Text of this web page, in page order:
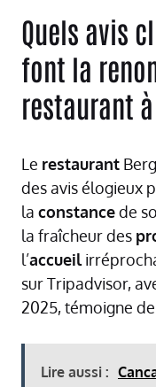
Quels avis
font la
restaurant
Le restaurant
des avis élogieux
la constancede
la fraîcheur des
l’accueil
sur Tripadvisor,
2025, témoigne
Lire aussi :